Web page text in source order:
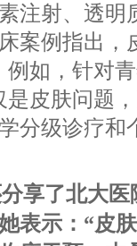
注射、透
案例指出，
例如，针对
是皮肤问题
分级诊疗和
享了北大
表示： “皮